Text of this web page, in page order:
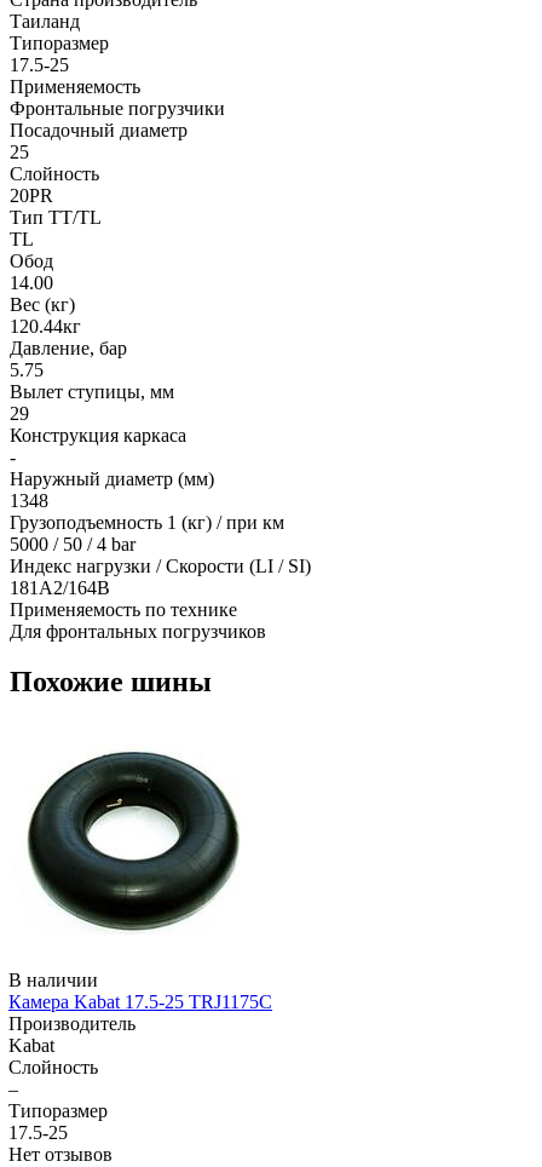
Таиланд
Типоразмер
17.5-25
Применяемость
Фронтальные погрузчики
Посадочный диаметр
25
Слойность
20PR
Тип TT/TL
TL
Обод
14.00
Вес (кг)
120.44кг
Давление, бар
5.75
Вылет ступицы, мм
29
Конструкция каркаса
-
Наружный диаметр (мм)
1348
Грузоподъемность 1 (кг) / при км
5000 / 50 / 4 bar
Индекс нагрузки / Скорости (LI / SI)
181A2/164B
Применяемость по технике
Для фронтальных погрузчиков
Похожие шины
В наличии
Камера Kabat 17.5-25 TRJ1175C
Производитель
Kabat
Слойность
–
Типоразмер
17.5-25
Нет отзывов